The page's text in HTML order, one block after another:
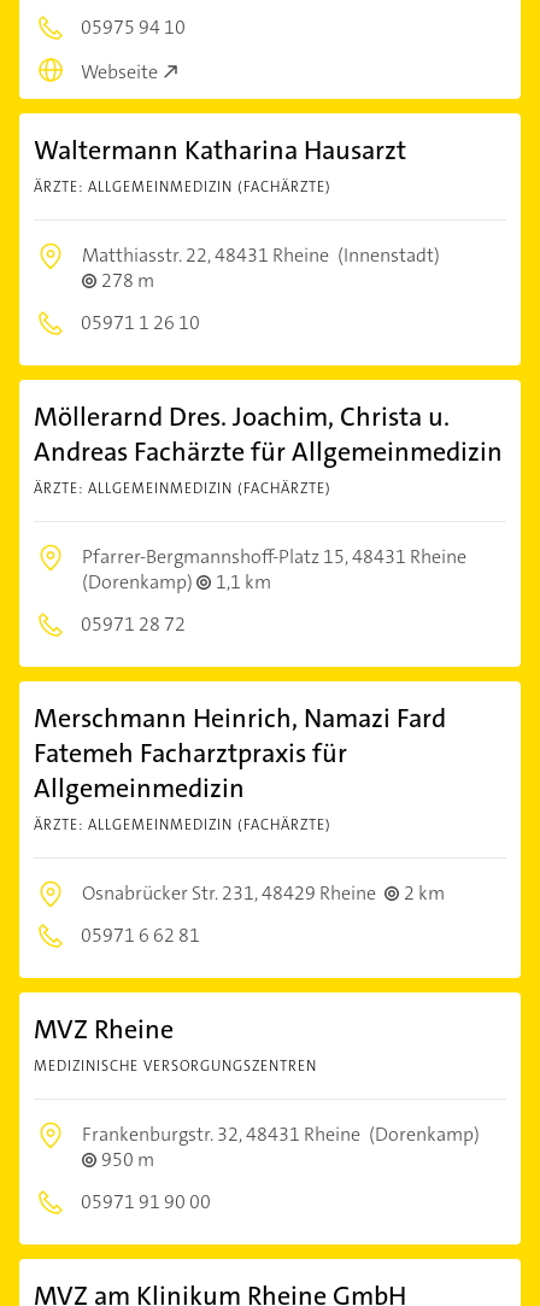
05975 94 10
Webseite
Waltermann Katharina Hausarzt
ÄRZTE: ALLGEMEINMEDIZIN (FACHÄRZTE)
Matthiasstr. 22,48431 Rheine (Innenstadt)
278 m
05971 1 26 10
Möllerarnd Dres. Joachim, Christa u.
Andreas Fachärzte für Allgemeinmedizin
ÄRZTE: ALLGEMEINMEDIZIN (FACHÄRZTE)
Pfarrer-Bergmannshoff-Platz 15,48431 Rheine
(Dorenkamp)
1,1 km
05971 28 72
Merschmann Heinrich, Namazi Fard
Fatemeh Facharztpraxis für
Allgemeinmedizin
ÄRZTE: ALLGEMEINMEDIZIN (FACHÄRZTE)
Osnabrücker Str. 231,48429 Rheine
2 km
05971 6 62 81
MVZ Rheine
MEDIZINISCHE VERSORGUNGSZENTREN
Frankenburgstr. 32,48431 Rheine (Dorenkamp)
950 m
05971 91 90 00
MVZ am Klinikum Rheine GmbH